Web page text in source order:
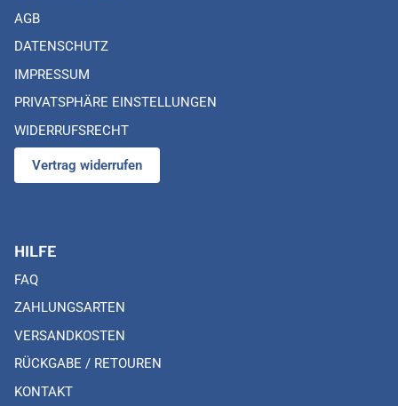
AGB
DATENSCHUTZ
IMPRESSUM
PRIVATSPHÄRE EINSTELLUNGEN
WIDERRUFSRECHT
Vertrag widerrufen
HILFE
FAQ
ZAHLUNGSARTEN
VERSANDKOSTEN
RÜCKGABE / RETOUREN
KONTAKT